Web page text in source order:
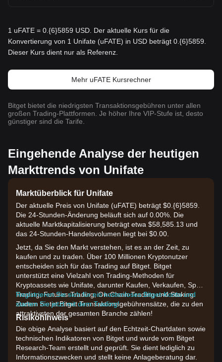
1 uFATE = 0.{6}5859 USD. Der aktuelle Kurs für die
Konvertierung von 1 Unifate (uFATE) in USD beträgt 0.{6}5859.
Dieser Kurs dient nur als Referenz.
Mehr uFATE Kursrechner
Bitget bietet die niedrigsten Transaktionsgebühren unter allen
großen Trading-Plattformen. Je höher Ihre VIP-Stufe ist, desto
günstiger sind die Tarife.
Eingehende Analyse der heutigen
Markttrends von Unifate
Marktüberblick für Unifate
Der aktuelle Preis von Unifate (uFATE) beträgt $0.{6}5859.
Die 24-Stunden-Änderung beläuft sich auf 0.00%. Die
aktuelle Marktkapitalisierung beträgt etwa $58,585.13 und
das 24-Stunden-Handelsvolumen liegt bei $0.00.
Jetzt, da Sie den Markt verstehen, ist es an der Zeit, zu
kaufen und zu traden. Über 100 Millionen Kryptonutzer
entscheiden sich für das Trading auf Bitget. Bitget
unterstützt eine Vielzahl von Trading-Methoden für
Kryptoassets wie Unifate, darunter Kaufen, Verkaufen, Spot-
Trading, Futures-Trading, On-Chain-Trading und Staking.
Zudem bietet Bitget Transaktionsgebührensätze, die zu den
attraktivsten der gesamten Branche zählen!
Registrieren Sie sich für ein kostenloses Bitget-Konto und
starten Sie jetzt mit dem Trading!
Risikohinweis
Die obige Analyse basiert auf den Echtzeit-Chartdaten sowie
technischen Indikatoren von Bitget und wurde vom Bitget
Research-Team erstellt und geprüft. Sie dient lediglich zu
Informationszwecken und stellt keine Anlageberatung dar.